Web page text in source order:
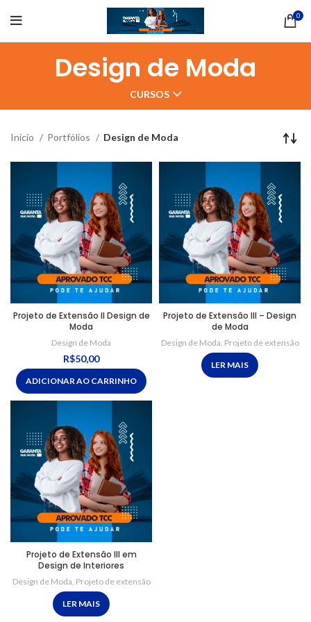
0
Design de Moda
CURSOS
Início Portfólios Design de Moda
Projeto de Extensão II Design de
Moda
Design de Moda
R$50,00
ADICIONAR AO CARRINHO
Projeto de Extensão III – Design
de Moda
Design de Moda, Projeto de extensão
LER MAIS
Projeto de Extensão III em
Design de Interiores
Design de Moda, Projeto de extensão
LER MAIS